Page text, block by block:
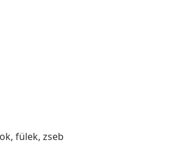
fülek, zseb